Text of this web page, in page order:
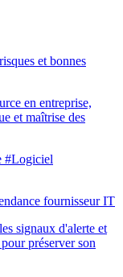
et bonnes
en entreprise,
et maîtrise des
#Logiciel
fournisseur IT
signaux d'alerte et
préserver son